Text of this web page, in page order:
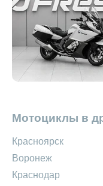
Мотоциклы в
Красноярск
Воронеж
Краснодар